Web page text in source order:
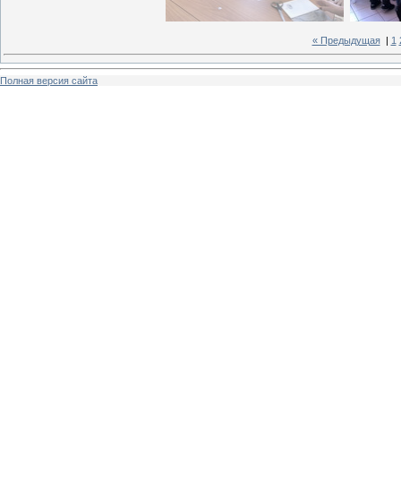
« Предыдущая| 1
Полная версия сайта